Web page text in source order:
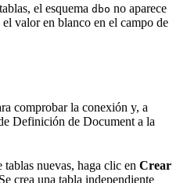
el esquema dbo no aparece
valor en blanco en el campo de
comprobar la conexión y, a
Definición de Document a la
tablas nuevas, haga clic en Crear
crea una tabla independiente